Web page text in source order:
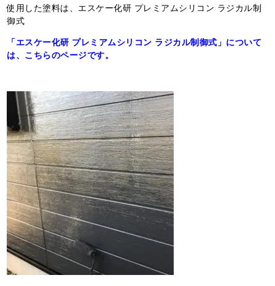
使用した塗料は、エスケー化研 プレミアムシリコン ラジカル制
御式
「エスケー化研 プレミアムシリコン ラジカル制御式」について
は、こちらのページです。